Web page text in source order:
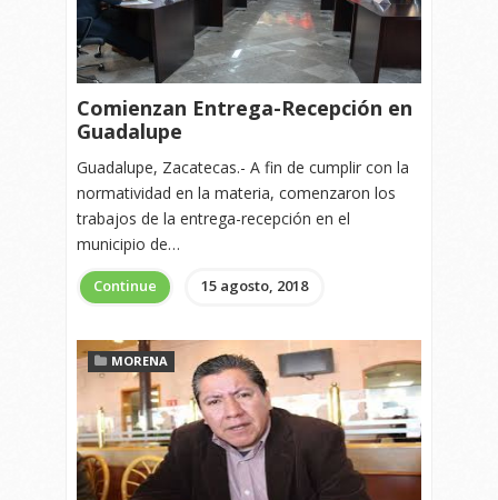
Comienzan Entrega-Recepción en
Guadalupe
Guadalupe, Zacatecas.- A fin de cumplir con la
normatividad en la materia, comenzaron los
trabajos de la entrega-recepción en el
municipio de…
Continue 15 agosto, 2018
MORENA